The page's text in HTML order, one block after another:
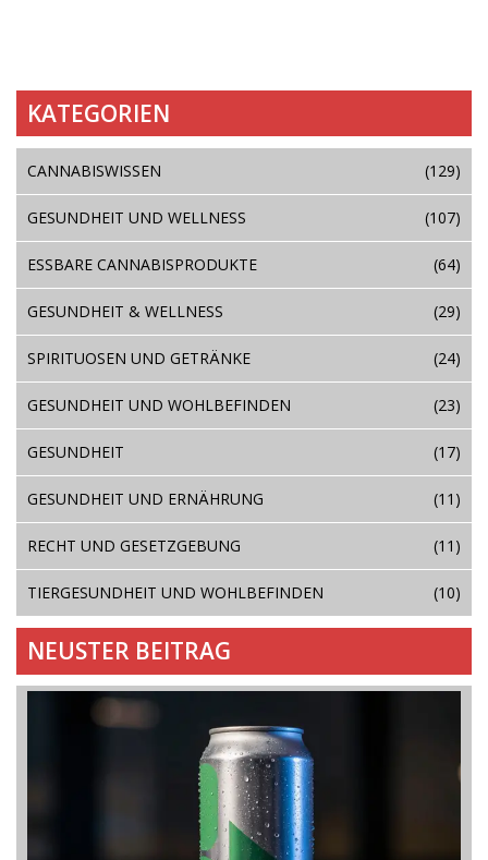
KATEGORIEN
CANNABISWISSEN (129)
GESUNDHEIT UND WELLNESS (107)
ESSBARE CANNABISPRODUKTE (64)
GESUNDHEIT & WELLNESS (29)
SPIRITUOSEN UND GETRÄNKE (24)
GESUNDHEIT UND WOHLBEFINDEN (23)
GESUNDHEIT (17)
GESUNDHEIT UND ERNÄHRUNG (11)
RECHT UND GESETZGEBUNG (11)
TIERGESUNDHEIT UND WOHLBEFINDEN (10)
NEUSTER BEITRAG